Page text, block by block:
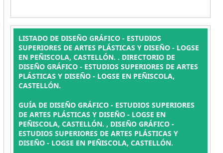
LISTADO DE DISEÑO GRÁFICO - ESTUDIOS
SUPERIORES DE ARTES PLÁSTICAS Y DISEÑO - LOGSE
EN PEÑISCOLA, CASTELLÓN. . DIRECTORIO DE
DISEÑO GRÁFICO - ESTUDIOS SUPERIORES DE ARTES
PLÁSTICAS Y DISEÑO - LOGSE EN PEÑISCOLA,
CASTELLÓN.
GUÍA DE DISEÑO GRÁFICO - ESTUDIOS SUPERIORES
DE ARTES PLÁSTICAS Y DISEÑO - LOGSE EN
PEÑISCOLA, CASTELLÓN. , DISEÑO GRÁFICO -
ESTUDIOS SUPERIORES DE ARTES PLÁSTICAS Y
DISEÑO - LOGSE EN PEÑISCOLA, CASTELLÓN.